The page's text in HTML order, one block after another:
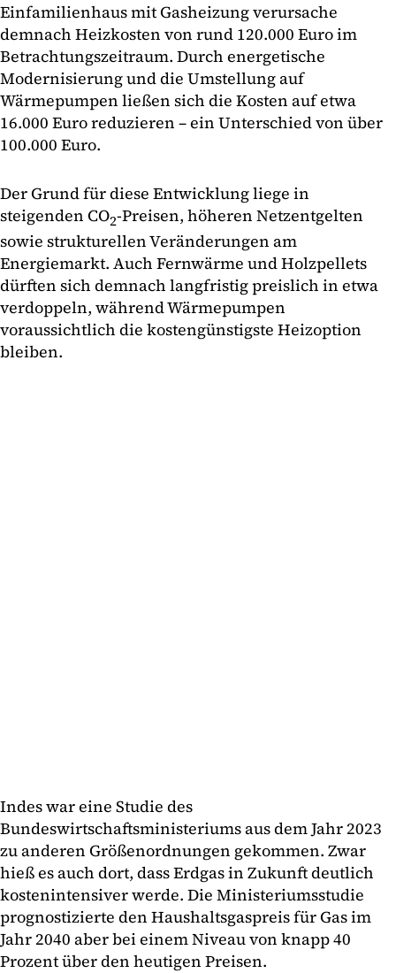
Einfamilienhaus mit Gasheizung verursache
demnach Heizkosten von rund 120.000 Euro im
Betrachtungszeitraum. Durch energetische
Modernisierung und die Umstellung auf
Wärmepumpen ließen sich die Kosten auf etwa
16.000 Euro reduzieren – ein Unterschied von über
100.000 Euro.
Der Grund für diese Entwicklung liege in
steigenden CO2-Preisen, höheren Netzentgelten
sowie strukturellen Veränderungen am
Energiemarkt. Auch Fernwärme und Holzpellets
dürften sich demnach langfristig preislich in etwa
verdoppeln, während Wärmepumpen
voraussichtlich die kostengünstigste Heizoption
bleiben.
Indes war eine Studie des
Bundeswirtschaftsministeriums aus dem Jahr 2023
zu anderen Größenordnungen gekommen. Zwar
hieß es auch dort, dass Erdgas in Zukunft deutlich
kostenintensiver werde. Die Ministeriumsstudie
prognostizierte den Haushaltsgaspreis für Gas im
Jahr 2040 aber bei einem Niveau von knapp 40
Prozent über den heutigen Preisen.